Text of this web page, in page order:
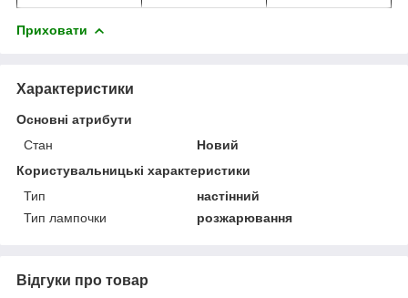
Приховати
Характеристики
Основні атрибути
Стан
Новий
Користувальницькі характеристики
Тип
настінний
Тип лампочки
розжарювання
Відгуки про товар